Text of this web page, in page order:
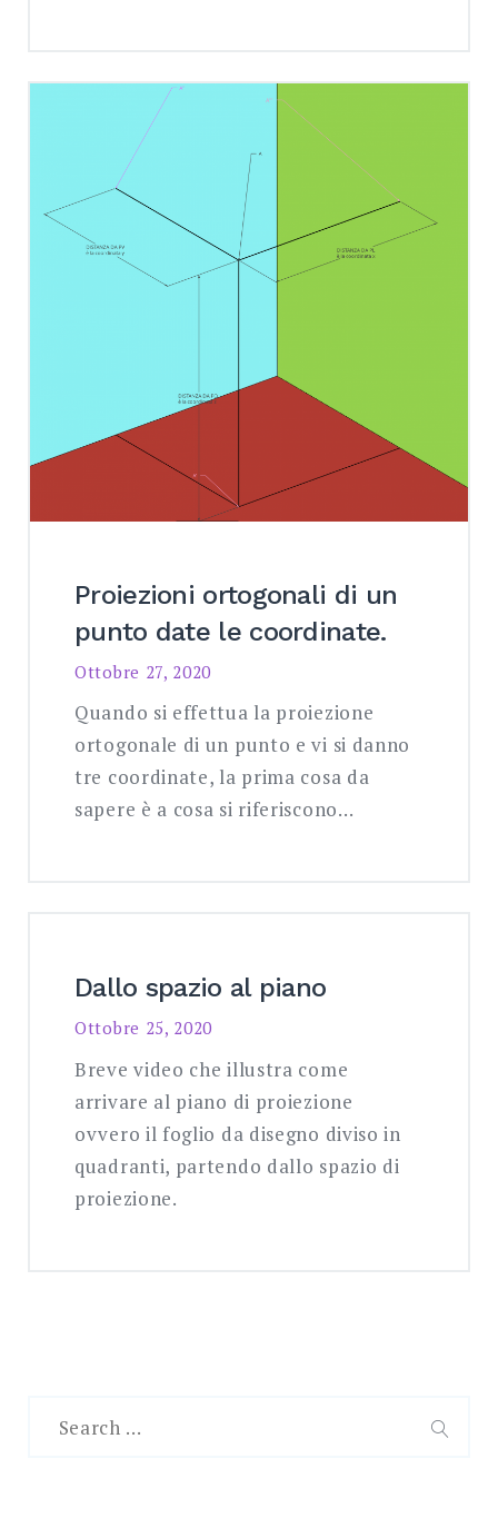
Proiezioni ortogonali di un
punto date le coordinate.
Ottobre 27, 2020
Quando si effettua la proiezione
ortogonale di un punto e vi si danno
tre coordinate, la prima cosa da
sapere è a cosa si riferiscono…
Dallo spazio al piano
Ottobre 25, 2020
Breve video che illustra come
arrivare al piano di proiezione
ovvero il foglio da disegno diviso in
quadranti, partendo dallo spazio di
proiezione.